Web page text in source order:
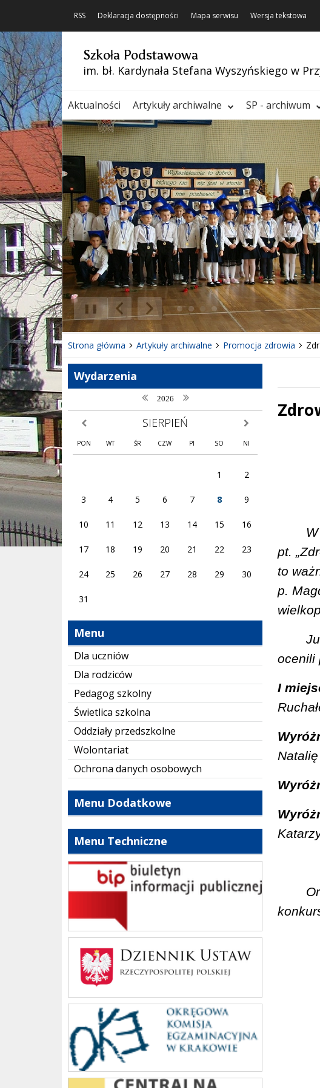
RSS Deklaracja dostępności Mapa serwisu Wersja tekstowa
Szkoła Podstawowa
im. bł. Kardynała Stefana Wyszyńskiego w
Aktualności Artykuły archiwalne SP - archiwum
Poprzedni Element
Następny Element
❚❚
Strona główna Artykuły archiwalne Promocja zdrowia
Wydarzenia
poprzedni rok
2026 następny rok
poprzedni miesiąc SIERPIEŃ następny miesiąc
PON WT ŚR CZW PI SO NI
1 2
3 4 5 6 7 8 9
10 11 12 13 14 15 16
17 18 19 20 21 22 23
24 25 26 27 28 29 30
31
Menu
Dla uczniów
Dla rodziców
Pedagog szkolny
Świetlica szkolna
Oddziały przedszkolne
Wolontariat
Ochrona danych osobowych
Menu Dodatkowe
Menu Techniczne
bip szkoły
Dziennik Polski
oke_krakow
cke
pt.
to
p.
ocenili
I